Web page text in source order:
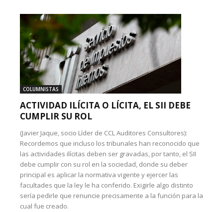
COLUMNISTAS
ACTIVIDAD ILÍCITA O LÍCITA, EL SII DEBE
CUMPLIR SU ROL
(Javier Jaque, socio Líder de CCL Auditores Consultores):
Recordemos que incluso los tribunales han reconocido que
las actividades ilícitas deben ser gravadas, por tanto, el SII
debe cumplir con su rol en la sociedad, donde su deber
principal es aplicar la normativa vigente y ejercer las
facultades que la ley le ha conferido. Exigirle algo distinto
sería pedirle que renuncie precisamente a la función para la
cual fue creado.